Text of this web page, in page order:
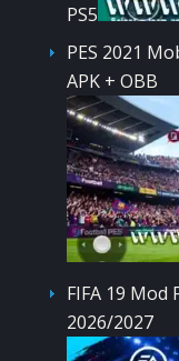
PS5
PES 2021
APK + OBB
FIFA 19 Mod
2026/2027